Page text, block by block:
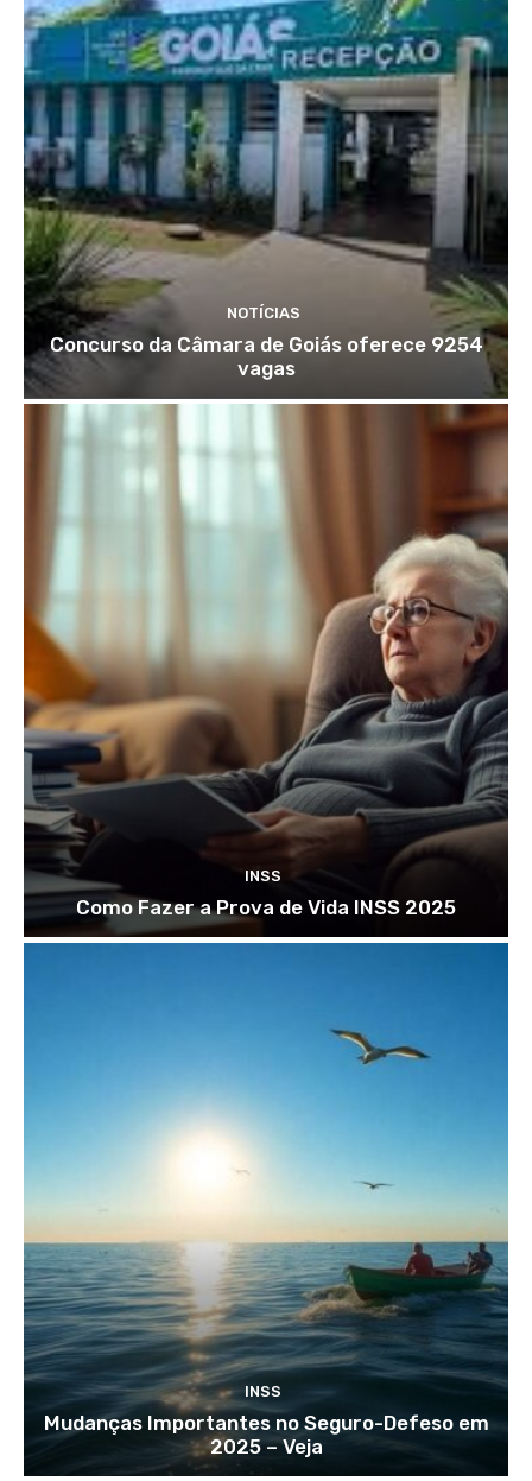
NOTÍCIAS
Concurso da Câmara de Goiás oferece 9254
vagas
INSS
Como Fazer a Prova de Vida INSS 2025
INSS
Mudanças Importantes no Seguro-Defeso em
2025 – Veja